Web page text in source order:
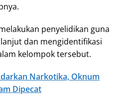
penyelidikan guna
dan mengidentifikasi
kelompok tersebut.
Narkotika, Oknum
Dipecat